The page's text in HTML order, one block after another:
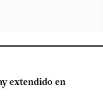
extendido en